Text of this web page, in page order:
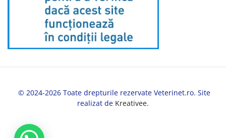
© 2024-2026 Toate drepturile rezervate Veterinet.ro. Site
realizat de Kreativee.